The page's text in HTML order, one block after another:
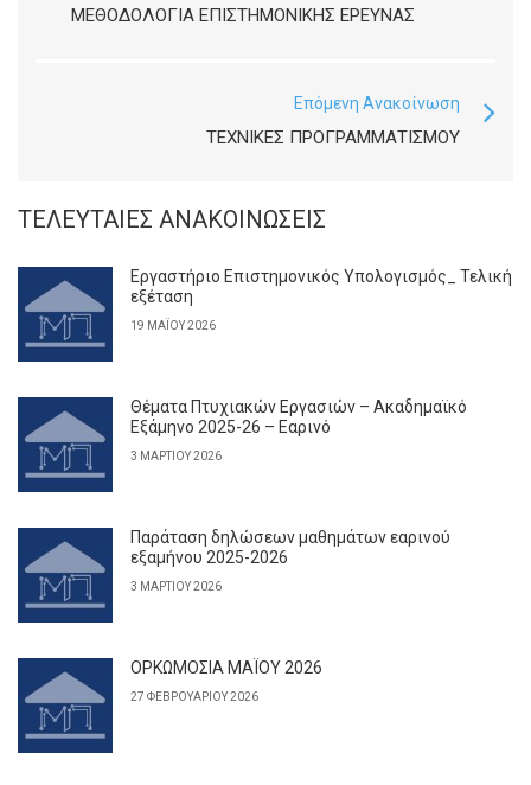
ΜΕΘΟΔΟΛΟΓΊΑ ΕΠΙΣΤΗΜΟΝΙΚΉΣ ΕΡΕΥΝΑΣ
Επόμενη Ανακοίνωση
ΤΕΧΝΙΚΈΣ ΠΡΟΓΡΑΜΜΑΤΙΣΜΟΎ
ΤΕΛΕΥΤΑΊΕΣ ΑΝΑΚΟΙΝΏΣΕΙΣ
Εργαστήριο Επιστημονικός Υπολογισμός_ Τελική
εξέταση
19 ΜΑΪ́ΟΥ 2026
Θέματα Πτυχιακών Εργασιών – Ακαδημαϊκό
Εξάμηνο 2025-26 – Εαρινό
3 ΜΑΡΤΊΟΥ 2026
Παράταση δηλώσεων μαθημάτων εαρινού
εξαμήνου 2025-2026
3 ΜΑΡΤΊΟΥ 2026
ΟΡΚΩΜΟΣΙΑ ΜΑΪΟΥ 2026
27 ΦΕΒΡΟΥΑΡΊΟΥ 2026